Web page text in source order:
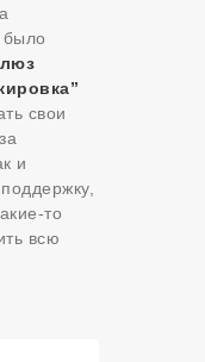
было
свои
и
то
всю